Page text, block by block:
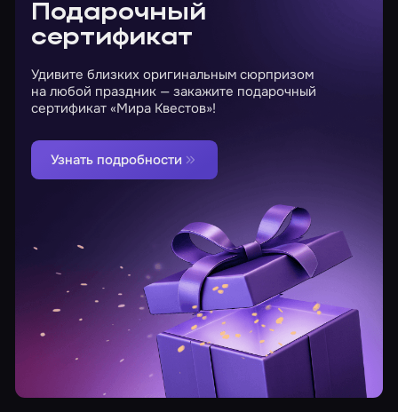
Подарочный
сертификат
Удивите близких оригинальным сюрпризом
на любой праздник — закажите подарочный
сертификат «Мира Квестов»!
Узнать подробности